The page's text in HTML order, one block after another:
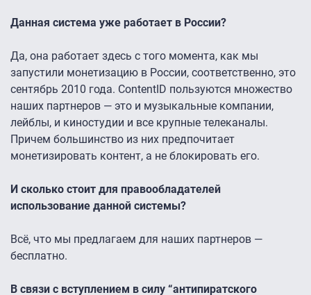
Данная система уже работает в России?
Да, она работает здесь с того момента, как мы
запустили монетизацию в России, соответственно, это
сентябрь 2010 года. ContentID пользуются множество
наших партнеров — это и музыкальные компании,
лейблы, и киностудии и все крупные телеканалы.
Причем большинство из них предпочитает
монетизировать контент, а не блокировать его.
И сколько стоит для правообладателей
использование данной системы?
Всё, что мы предлагаем для наших партнеров —
бесплатно.
В связи с вступлением в силу “антипиратского